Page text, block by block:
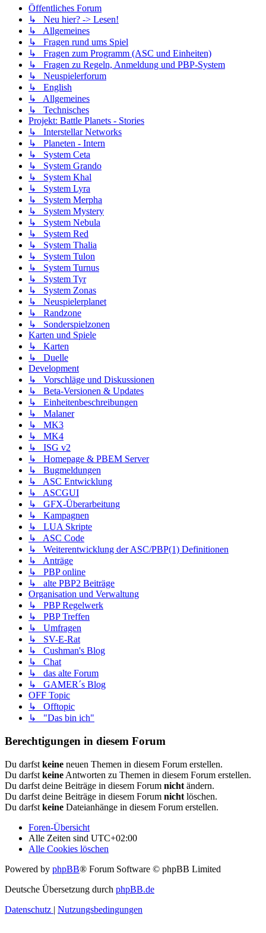
Öffentliches Forum
↳ Neu hier? -> Lesen!
↳ Allgemeines
↳ Fragen rund ums Spiel
↳ Fragen zum Programm (ASC und Einheiten)
↳ Fragen zu Regeln, Anmeldung und PBP-System
↳ Neuspielerforum
↳ English
↳ Allgemeines
↳ Technisches
Projekt: Battle Planets - Stories
↳ Interstellar Networks
↳ Planeten - Intern
↳ System Ceta
↳ System Grando
↳ System Khal
↳ System Lyra
↳ System Merpha
↳ System Mystery
↳ System Nebula
↳ System Red
↳ System Thalia
↳ System Tulon
↳ System Turnus
↳ System Tyr
↳ System Zonas
↳ Neuspielerplanet
↳ Randzone
↳ Sonderspielzonen
Karten und Spiele
↳ Karten
↳ Duelle
Development
↳ Vorschläge und Diskussionen
↳ Beta-Versionen & Updates
↳ Einheitenbeschreibungen
↳ Malaner
↳ MK3
↳ MK4
↳ ISG v2
↳ Homepage & PBEM Server
↳ Bugmeldungen
↳ ASC Entwicklung
↳ ASCGUI
↳ GFX-Überarbeitung
↳ Kampagnen
↳ LUA Skripte
↳ ASC Code
↳ Weiterentwicklung der ASC/PBP(1) Definitionen
↳ Anträge
↳ PBP online
↳ alte PBP2 Beiträge
Organisation und Verwaltung
↳ PBP Regelwerk
↳ PBP Treffen
↳ Umfragen
↳ SV-E-Rat
↳ Cushman's Blog
↳ Chat
↳ das alte Forum
↳ GAMER´s Blog
OFF Topic
↳ Offtopic
↳ "Das bin ich"
Berechtigungen in diesem Forum
Du darfst keine neuen Themen in diesem Forum erstellen.
Du darfst keine Antworten zu Themen in diesem Forum erstellen.
Du darfst deine Beiträge in diesem Forum nicht ändern.
Du darfst deine Beiträge in diesem Forum nicht löschen.
Du darfst keine Dateianhänge in diesem Forum erstellen.
Foren-Übersicht
Alle Zeiten sind UTC+02:00
Alle Cookies löschen
Powered by phpBB® Forum Software © phpBB Limited
Deutsche Übersetzung durch phpBB.de
Datenschutz | Nutzungsbedingungen